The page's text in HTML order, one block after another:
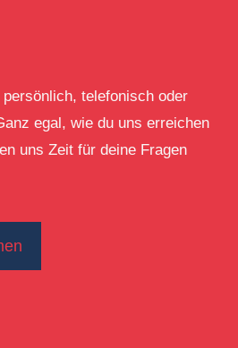
telefonisch oder
egal, wie du uns erreichen
uns Zeit für deine Fragen